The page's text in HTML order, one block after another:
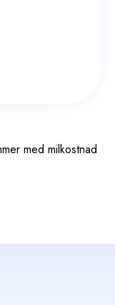
med milkostnad